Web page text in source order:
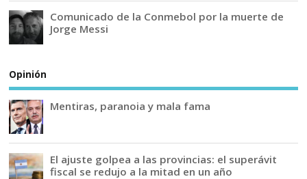
Comunicado de la Conmebol por la muerte de
Jorge Messi
Opinión
Mentiras, paranoia y mala fama
El ajuste golpea a las provincias: el superávit
fiscal se redujo a la mitad en un año